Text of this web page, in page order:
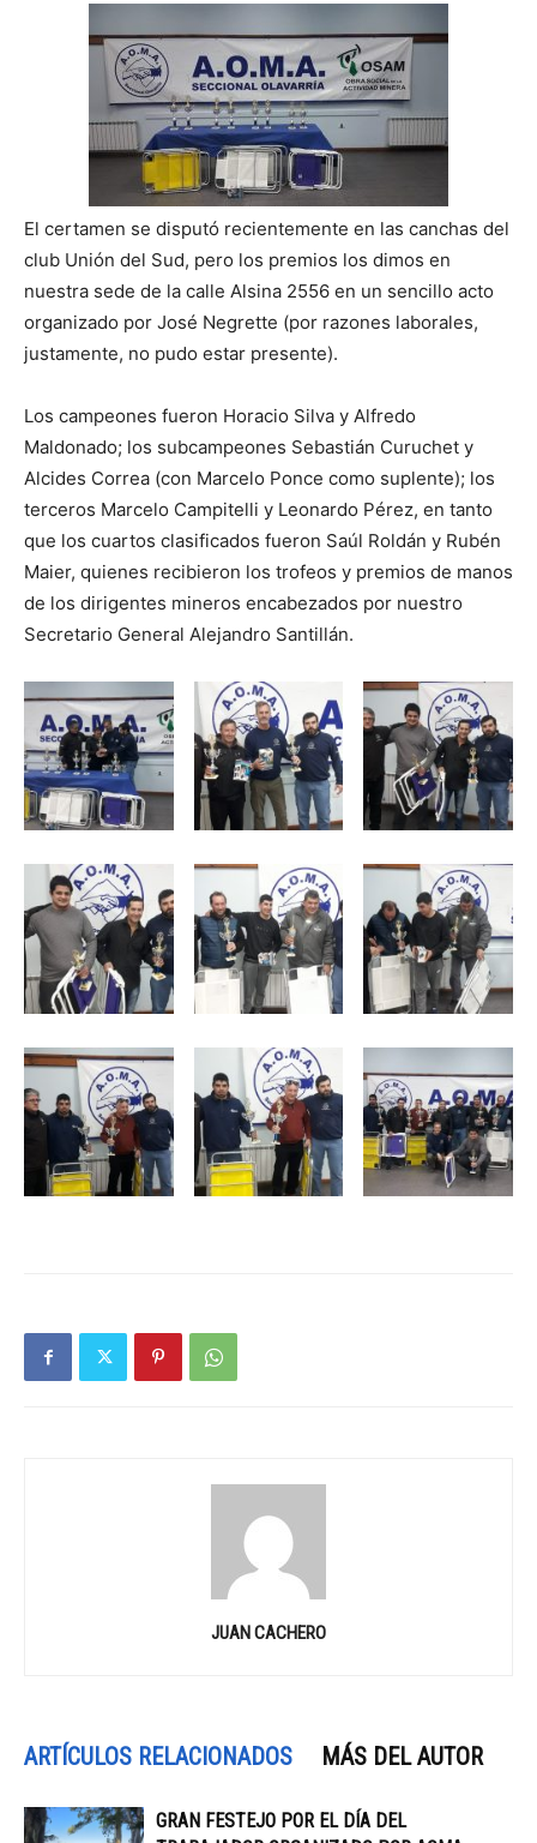
El certamen se disputó recientemente en las canchas del
club Unión del Sud, pero los premios los dimos en
nuestra sede de la calle Alsina 2556 en un sencillo acto
organizado por José Negrette (por razones laborales,
justamente, no pudo estar presente).
Los campeones fueron Horacio Silva y Alfredo
Maldonado; los subcampeones Sebastián Curuchet y
Alcides Correa (con Marcelo Ponce como suplente); los
terceros Marcelo Campitelli y Leonardo Pérez, en tanto
que los cuartos clasificados fueron Saúl Roldán y Rubén
Maier, quienes recibieron los trofeos y premios de manos
de los dirigentes mineros encabezados por nuestro
Secretario General Alejandro Santillán.
JUAN CACHERO
ARTÍCULOS RELACIONADOS MÁS DEL AUTOR
GRAN FESTEJO POR EL DÍA DEL